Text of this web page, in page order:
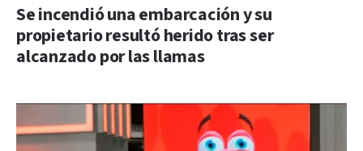
Se incendió una embarcación y su
propietario resultó herido tras ser
alcanzado por las llamas